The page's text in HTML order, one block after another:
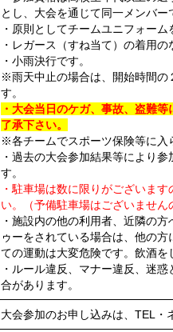
とし、大会を通じて同一メンバ
・原則としてチームユニフォー
・レガース（すね当て）の着用
・小雨決行です。
※雨天中止の場合は、開始時間の
す。
・大会当日のケガ、事故、盗難
了承下さい。
※各チームでスポーツ保険等に入
・過去の大会参加結果等により
す。
・駐車場は数に限りがございま
い。（予備駐車場はございませ
・施設内の他の利用者、近隣の
ゥーをされている場合は、他の
ての運動は大変危険です。飲酒
・ルール違反、マナー違反、迷
合があります。
大会参加のお申し込みは、TEL・